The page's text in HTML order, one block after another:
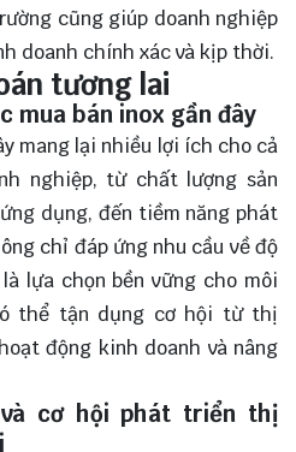
cũng giúp doanh nghiệp
doanh chính xác và kịp thời.
tương lai
mua bán inox gần đây
mang lại nhiều lợi ích cho cả
nghiệp, từ chất lượng sản
dụng, đến tiềm năng phát
chỉ đáp ứng nhu cầu về độ
lựa chọn bền vững cho môi
thể tận dụng cơ hội từ thị
động kinh doanh và nâng
cơ hội phát triển thị